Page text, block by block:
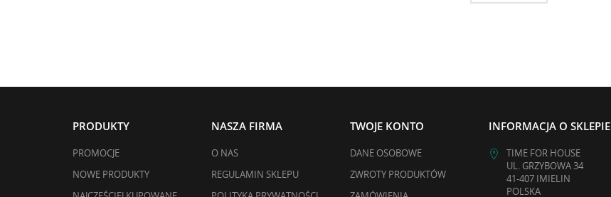
PRODUKTY
PROMOCJE
NOWE PRODUKTY
NASZA FIRMA
O NAS
REGULAMIN SKLEPU
TWOJE KONTO
DANE OSOBOWE
ZWROTY PRODUKTÓW
INFORMACJA O SKLEPIE
TIME FOR HOUSE
UL. GRZYBOWA 34
41-407 IMIELIN
POLSKA